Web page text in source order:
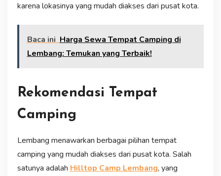
karena lokasinya yang mudah diakses dari pusat kota.
Baca ini Harga Sewa Tempat Camping di
Lembang: Temukan yang Terbaik!
Rekomendasi Tempat
Camping
Lembang menawarkan berbagai pilihan tempat
camping yang mudah diakses dari pusat kota. Salah
satunya adalah Hilltop Camp Lembang, yang